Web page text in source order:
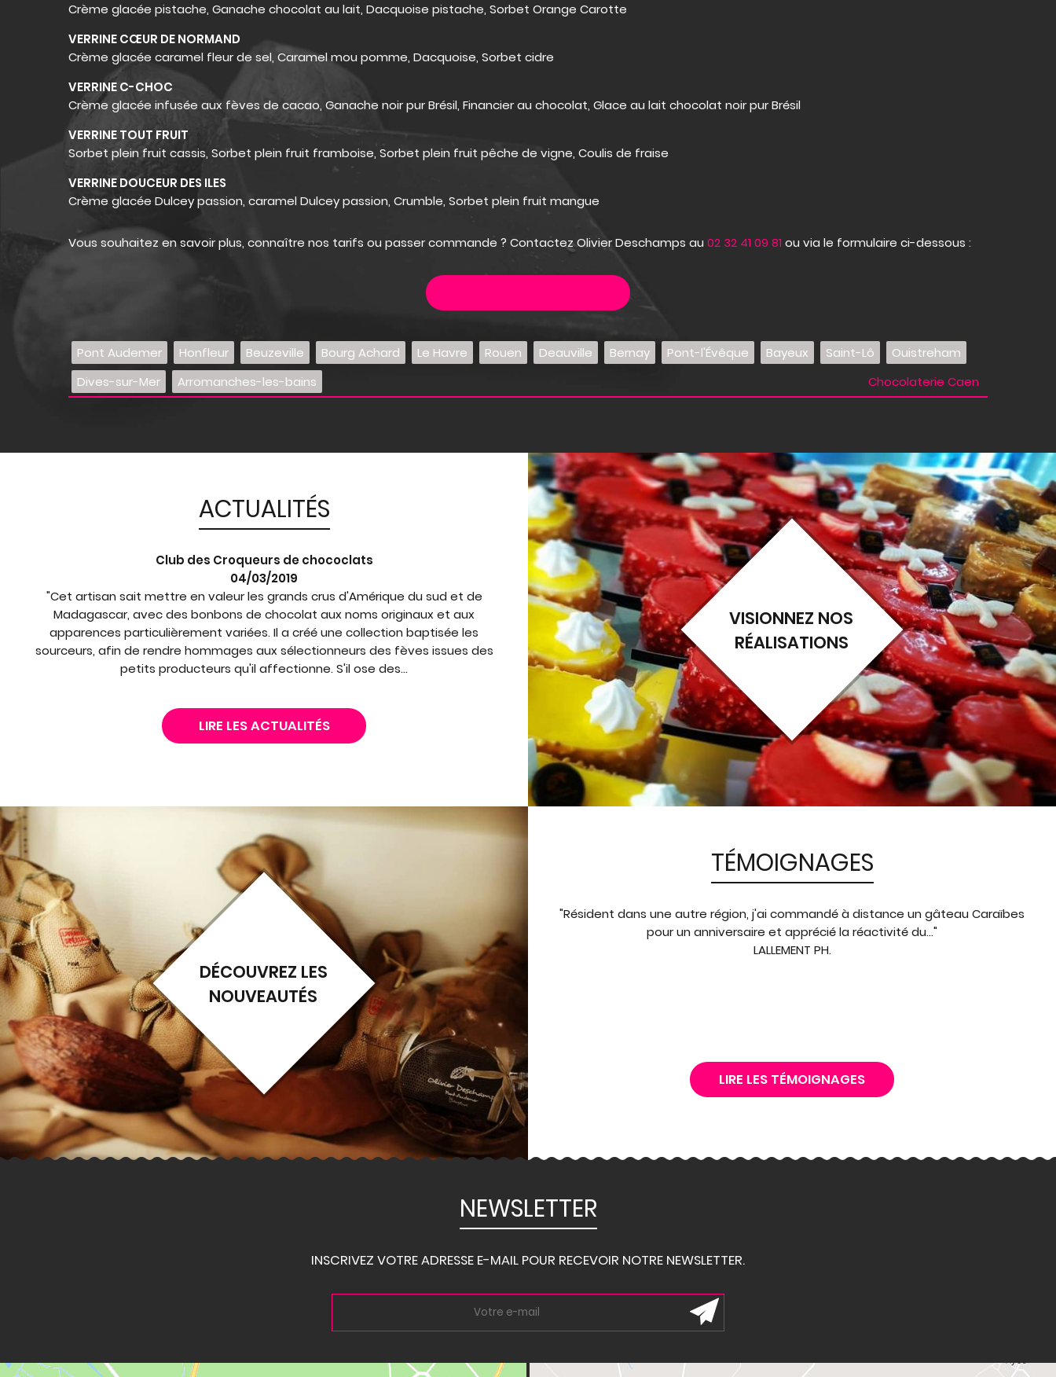
Crème glacée pistache, Ganache chocolat au lait, Dacquoise pistache, Sorbet Orange Carotte
VERRINECŒUR DE NORMAND
Crème glacée caramel fleur de sel, Caramel mou pomme, Dacquoise, Sorbet cidre
VERRINE C-CHOC
Crème glacée infusée aux fèves de cacao, Ganache noir pur Brésil, Financier au chocolat, Glace au lait chocolat noir pur Brésil
VERRINE TOUT FRUIT
Sorbet plein fruit cassis, Sorbet plein fruit framboise, Sorbet plein fruit pêche de vigne, Coulis de fraise
VERRINEDOUCEUR DES ILES
Crème glacée Dulcey passion, caramel Dulcey passion, Crumble, Sorbet plein fruit mangue
Vous souhaitez en savoir plus, connaître nos tarifs ou passer commande ? Contactez Olivier Deschamps au 02 32 41 09 81 ou via le formulaire ci-dessous :
Pont Audemer Honfleur Beuzeville Bourg Achard Le Havre Rouen Deauville Bernay Pont-l'Évêque Bayeux Saint-Lô
Ouistreham
Dives-sur-Mer
Arromanches-les-bains Chocolaterie Caen
VISIONNEZ NOS
RÉALISATIONS
ACTUALITÉS
Club des Croqueurs de chococlats
04/03/2019
"Cet artisan sait mettre en valeur les grands crus d'Amérique du sud et de
Madagascar, avec des bonbons de chocolat aux noms originaux et aux
apparences particulièrement variées. Il a créé une collection baptisée les
sourceurs, afin de rendre hommages aux sélectionneurs des fèves issues des
petits producteurs qu'il affectionne. S'il ose des...
LIRE LES ACTUALITÉS
DÉCOUVREZ LES
NOUVEAUTÉS
TÉMOIGNAGES
"Résident dans une autre région, j'ai commandé à distance un gâteau Caraïbes
pour un anniversaire et apprécié la réactivité du..."
LALLEMENT PH.
LIRE LES TÉMOIGNAGES
NEWSLETTER
INSCRIVEZ VOTRE ADRESSE E-MAIL POUR RECEVOIR NOTRE NEWSLETTER.